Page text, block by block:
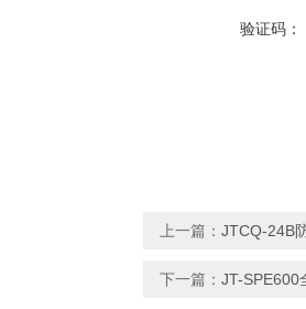
验证码：
上一篇： JTCQ-24B
下一篇： JT-SPE600